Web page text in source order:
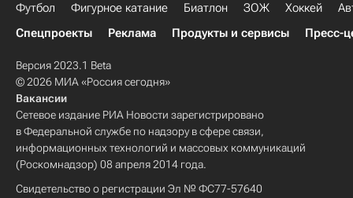
Футбол Фигурное катание Биатлон ЗОЖ Хоккей
Спецпроекты
Реклама Продукты и сервисы Пресс-
Версия 2023.1 Beta
© 2026 МИА «Россия сегодня»
Вакансии
Сетевое издание РИА Новости зарегистрировано
в Федеральной службе по надзору в сфере связи,
информационных технологий и массовых коммуникаций
(Роскомнадзор) 08 апреля 2014 года.
Свидетельство о регистрации Эл № ФС77-57640